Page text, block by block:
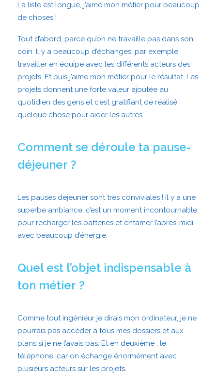
La liste est longue, j’aime mon métier pour beaucoup
de choses !
Tout d’abord, parce qu’on ne travaille pas dans son
coin. Il y a beaucoup d’échanges, par exemple
travailler en équipe avec les différents acteurs des
projets. Et puis j’aime mon métier pour le résultat. Les
projets donnent une forte valeur ajoutée au
quotidien des gens et c’est gratifiant de réalisé
quelque chose pour aider les autres.
Comment se déroule ta pause-
déjeuner ?
Les pauses déjeuner sont très conviviales ! Il y a une
superbe ambiance, c’est un moment incontournable
pour recharger les batteries et entamer l’après-midi
avec beaucoup d’énergie.
Quel est l’objet indispensable à
ton métier ?
Comme tout ingénieur je dirais mon ordinateur, je ne
pourrais pas accéder à tous mes dossiers et aux
plans si je ne l’avais pas. Et en deuxième : le
téléphone, car on échange énormément avec
plusieurs acteurs sur les projets.